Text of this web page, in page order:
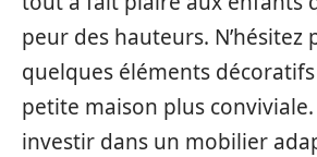
peur des hauteurs. N’hésitez
quelques éléments
petite maison plus
investir dans un mobilier